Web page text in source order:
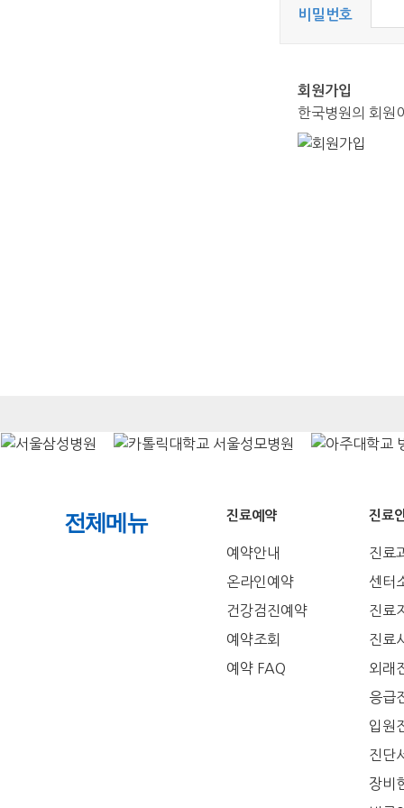
비밀번호
회원가입
한국병원의 회원
전체메뉴 진료예약
예약안내
온라인예약
건강검진예약
예약조회
예약 FAQ
진료
진료
센터
진료
진료
외래
응급
입원
진단
장비